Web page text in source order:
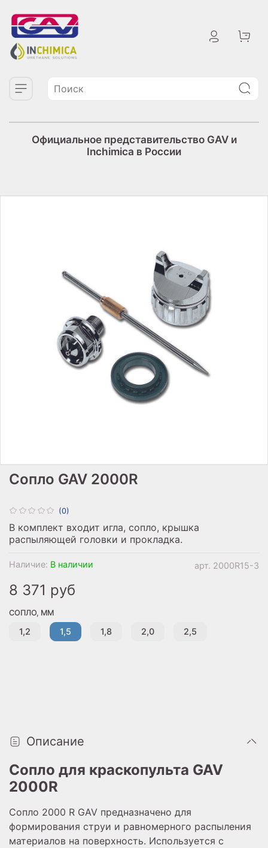
Официальное представительство GAV и
Inchimica в России
(0)
арт. 2000R15-3
Наличие: В наличии
Сопло GAV 2000R
8 371 руб
СОПЛО, ММ
1,2 1,5 1,8 2,0 2,5
В комплект входит игла, сопло, крышка
распыляющей головки и прокладка.
Описание
Сопло для краскопульта GAV
2000R
Сопло 2000 R GAV предназначено для
формирования струи и равномерного распыления
материалов на поверхность. Используется с